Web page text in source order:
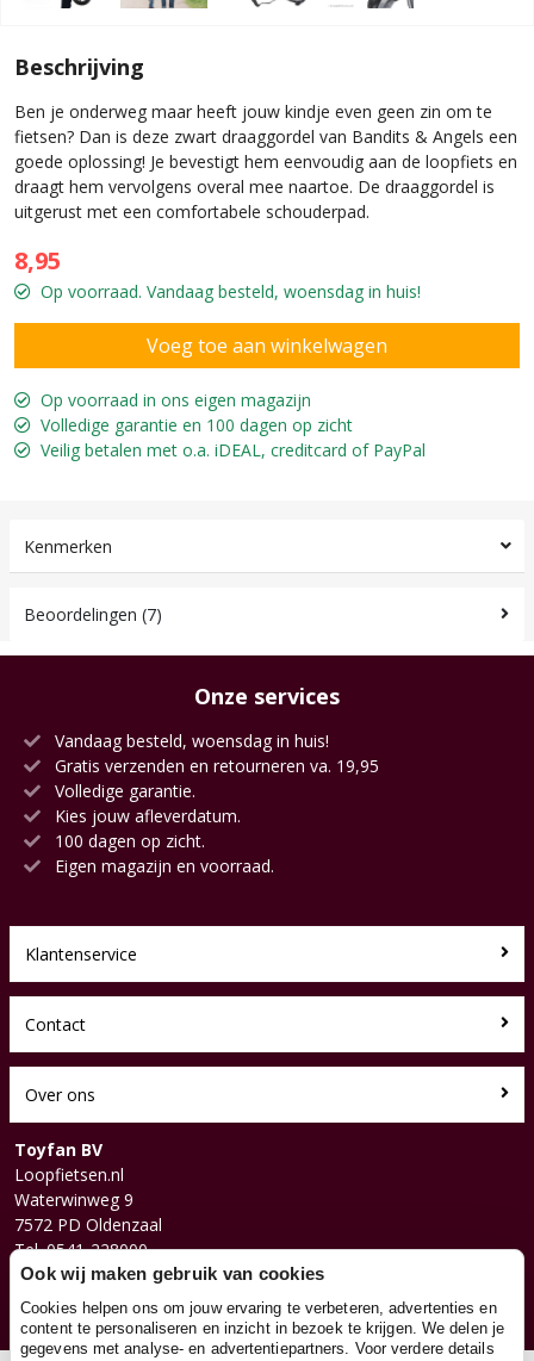
Beschrijving
Ben je onderweg maar heeft jouw kindje even geen zin om te
fietsen? Dan is deze zwart draaggordel van Bandits & Angels een
goede oplossing! Je bevestigt hem eenvoudig aan de loopfiets en
draagt hem vervolgens overal mee naartoe. De draaggordel is
uitgerust met een comfortabele schouderpad.
8,95
Op voorraad. Vandaag besteld, woensdag in huis!
Op voorraad in ons eigen magazijn
Volledige garantie en 100 dagen op zicht
Veilig betalen met o.a. iDEAL, creditcard of PayPal
Kenmerken
Beoordelingen (7)
Onze services
Vandaag besteld, woensdag in huis!
Gratis verzenden en retourneren va. 19,95
Volledige garantie.
Kies jouw afleverdatum.
100 dagen op zicht.
Eigen magazijn en voorraad.
Klantenservice
Contact
Over ons
Toyfan BV
Loopfietsen.nl
Waterwinweg 9
7572 PD Oldenzaal
Tel. 0541-228000
Facebook
Instagram
Ook wij maken gebruik van cookies
Cookies helpen ons om jouw ervaring te verbeteren, advertenties en
content te personaliseren en inzicht in bezoek te krijgen. We delen je
gegevens met analyse- en advertentiepartners. Voor verdere details